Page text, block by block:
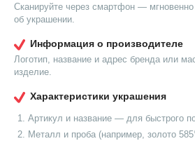
Сканируйте через смартфон —
об украшении.
Информация о производителе
Логотип, название и адрес бренда или
изделие.
Характеристики украшения
Артикул и название — для быстрого
Металл и проба (например, золото